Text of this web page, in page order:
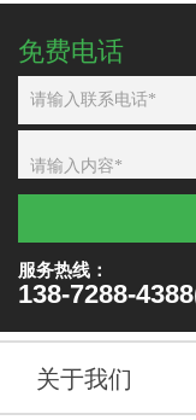
免费电话
服务热线：
138-7288-
关于我们